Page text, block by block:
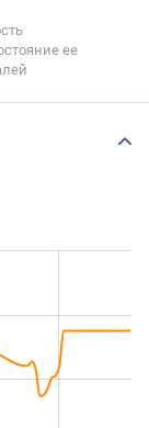
ее